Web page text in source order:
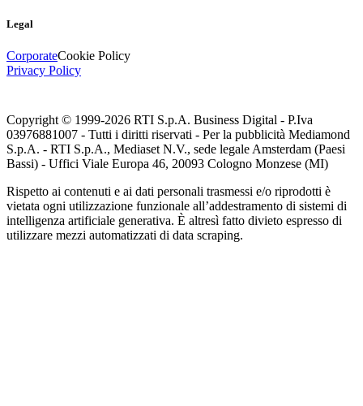
Legal
CorporateCookie Policy
Privacy Policy
Copyright © 1999-2026 RTI S.p.A. Business Digital - P.Iva
03976881007 - Tutti i diritti riservati - Per la pubblicità Mediamond
S.p.A. - RTI S.p.A., Mediaset N.V., sede legale Amsterdam (Paesi
Bassi) - Uffici Viale Europa 46, 20093 Cologno Monzese (MI)
Rispetto ai contenuti e ai dati personali trasmessi e/o riprodotti è
vietata ogni utilizzazione funzionale all’addestramento di sistemi di
intelligenza artificiale generativa. È altresì fatto divieto espresso di
utilizzare mezzi automatizzati di data scraping.